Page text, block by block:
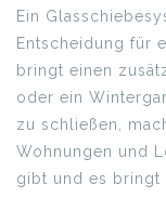
Ein
Entscheidung für
bringt einen
oder ein
zu schließen,
Wohnungen und
gibt und es bringt